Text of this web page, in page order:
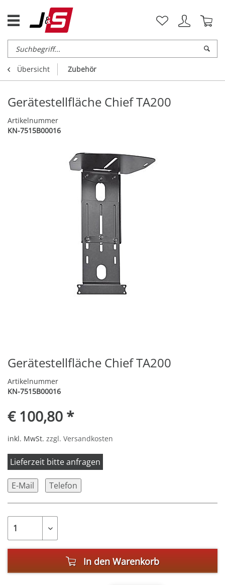
Übersicht Zubehör
Gerätestellfläche Chief TA200
Artikelnummer
KN-7515B00016
Gerätestellfläche Chief TA200
Artikelnummer
KN-7515B00016
€ 100,80 *
inkl. MwSt. zzgl. Versandkosten
Lieferzeit bitte anfragen
E-Mail Telefon
In den Warenkorb